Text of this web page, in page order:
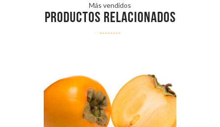
Más vendidos
PRODUCTOS RELACIONADOS